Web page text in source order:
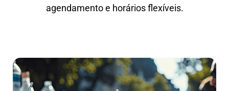
agendamento e horários flexíveis.